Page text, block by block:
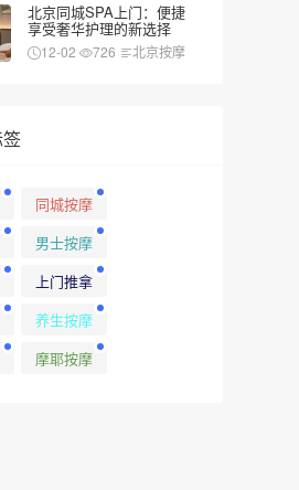
北京同城SPA上门：便捷
享受奢华护理的新选择
12-02 726 北京按摩
同城按摩
男士按摩
上门推拿
养生按摩
摩耶按摩